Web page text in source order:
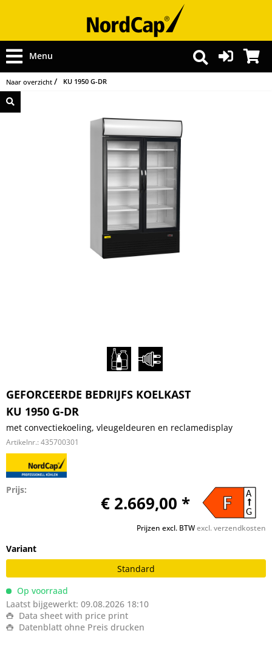
Menu
Naar overzicht KU 1950 G-DR
GEFORCEERDE BEDRIJFS KOELKAST
KU 1950 G-DR
met convectiekoeling, vleugeldeuren en reclamedisplay
Artikelnr.: 435700301
Prijs:
€ 2.669,00 * A
G
F
Prijzen excl. BTWexcl. verzendkosten
Variant
Standard
Op voorraad
Laatst bijgewerkt: 09.08.2026 18:10
Data sheet with price print
Datenblatt ohne Preis drucken